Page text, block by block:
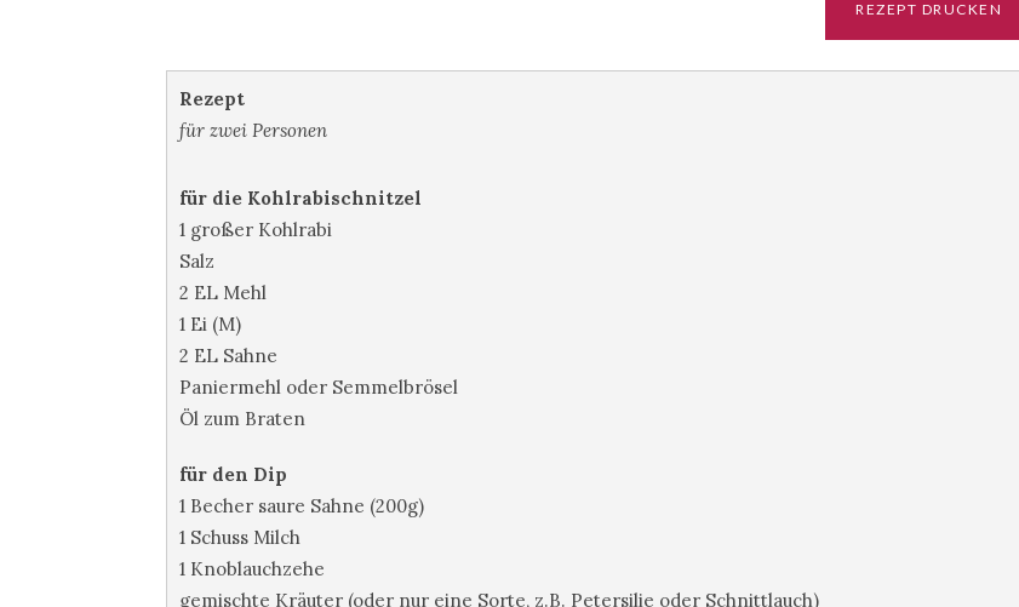
Rezept
für zwei Personen
für die Kohlrabischnitzel
1 großer Kohlrabi
Salz
2 EL Mehl
1 Ei (M)
2 EL Sahne
Paniermehl oder Semmelbrösel
Öl zum Braten
für den Dip
1 Becher saure Sahne (200g)
1 Schuss Milch
1 Knoblauchzehe
gemischte Kräuter (oder nur eine Sorte, z.B. Petersilie oder Schnittlauch)